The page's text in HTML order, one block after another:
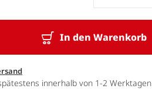
In den Warenkorb
innerhalb von 1-2 Werktagen